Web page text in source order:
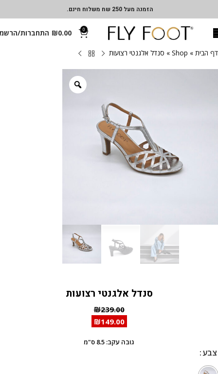
הזמנה מעל 250 שח משלוח חינם.
0
₪0.00 התחברות/
דף הבית »
Shop
» סנדל אלגנטי רצועות
סנדל אלגנטי רצועות
₪239.00
₪149.00
גובה עקב: 8.5 ס"מ
צבע
צבע